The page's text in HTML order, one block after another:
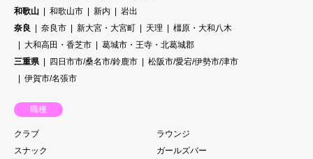
和歌山
和歌山市 新内
岩出
奈良
奈良市 新大宮・大宮町 天理
橿原・大和八木
大和高田・香芝市
葛城市・王寺・北葛城郡
三重県
四日市市/桑名市/鈴鹿市
松阪市/愛宕/伊勢市/津市
伊賀市/名張市
職種
クラブ
ラウンジ
スナック
ガールズバー